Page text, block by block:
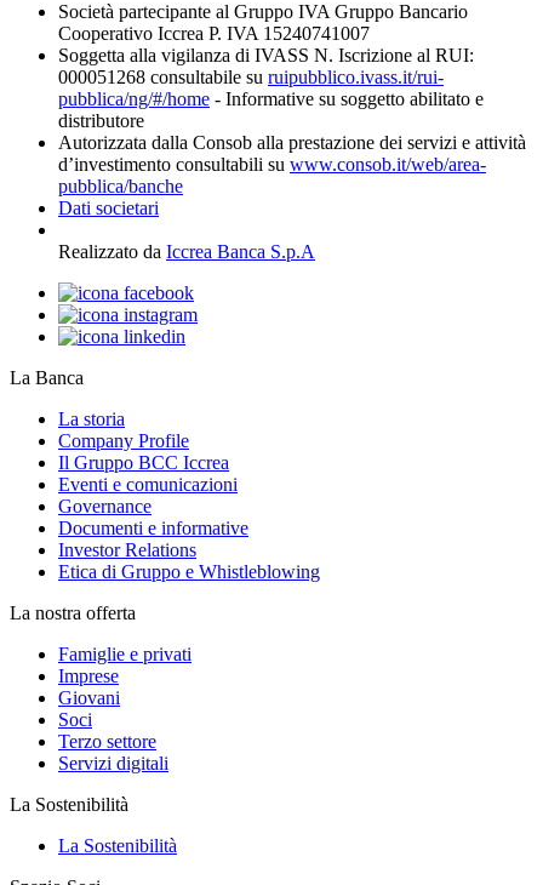
Società partecipante al Gruppo IVA Gruppo Bancario
Cooperativo Iccrea P. IVA 15240741007
Soggetta alla vigilanza di IVASS N. Iscrizione al RUI:
000051268 consultabile su ruipubblico.ivass.it/rui-
pubblica/ng/#/home - Informative su soggetto abilitato e
distributore
Autorizzata dalla Consob alla prestazione dei servizi e attività
d’investimento consultabili su www.consob.it/web/area-
pubblica/banche
Dati societari
Realizzato da Iccrea Banca S.p.A
La Banca
La storia
Company Profile
Il Gruppo BCC Iccrea
Eventi e comunicazioni
Governance
Documenti e informative
Investor Relations
Etica di Gruppo e Whistleblowing
La nostra offerta
Famiglie e privati
Imprese
Giovani
Soci
Terzo settore
Servizi digitali
La Sostenibilità
La Sostenibilità